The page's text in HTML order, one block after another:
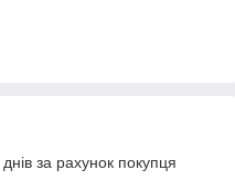
за рахунок покупця